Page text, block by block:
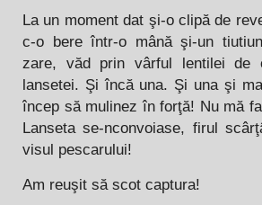
La un moment dat şi-o clipă de
c-o bere într-o mână şi-un
zare, văd prin vârful lentilei de
lansetei. Şi încă una. Şi una şi
încep să mulinez în forţă! Nu mă
Lanseta se-nconvoiase, firul
visul pescarului!
Am reuşit să scot captura!